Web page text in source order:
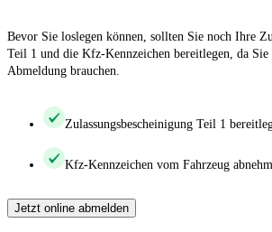
Bevor Sie loslegen können, sollten Sie noch Ihre
Teil 1 und die Kfz-Kennzeichen bereitlegen, da
Abmeldung brauchen.
Zulassungsbescheinigung Teil 1
Kfz-Kennzeichen vom Fahrzeug
Jetzt online abmelden